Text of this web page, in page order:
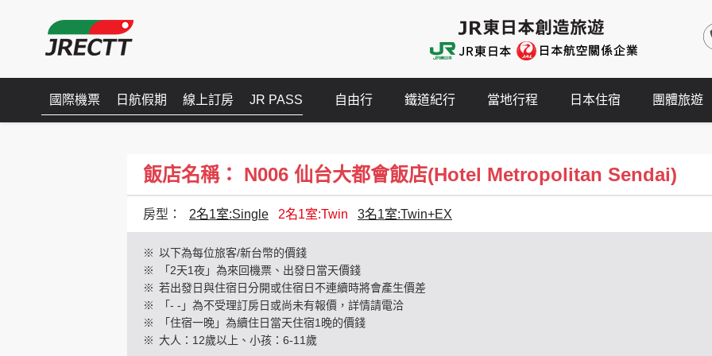
國際機票 日航假期 線上訂房 JR PASS 自由行 鐵道紀行 當地行程 日本住宿 團體旅遊
飯店名稱： N006 仙台大都會飯店(Hotel Metropolitan Sendai)
房型： 2名1室:Single 2名1室:Twin 3名1室:Twin+EX
※ 以下為每位旅客/新台幣的價錢
※
「2天1夜」為來回機票、出發日當天價錢
※ 若出發日與住宿日分開或住宿日不連續時將會產生價差
※
「- -」為不受理訂房日或尚未有報價，詳情請電洽
※
「住宿一晚」為續住日當天住宿1晚的價錢
※ 大人：12歲以上、小孩：6-11歲